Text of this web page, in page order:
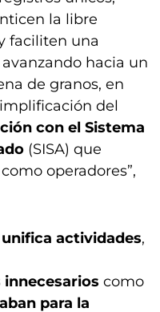
la libre
faciliten una
hacia un
de granos, en
del
con el Sistema
(SISA) que
operadores”,
unifica actividades,
como
para la